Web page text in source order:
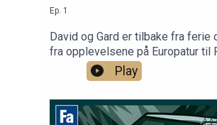
Ep. 1
David og Gard er tilbake fra ferie
fra opplevelsene på Europatur til
Oslo - og det blir Mercedes-
Play